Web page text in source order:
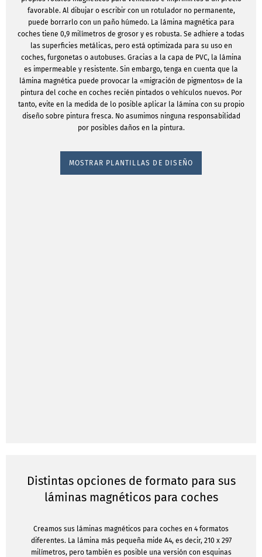
favorable. Al dibujar o escribir con un rotulador no permanente,
puede borrarlo con un paño húmedo. La lámina magnética para
coches tiene 0,9 milímetros de grosor y es robusta. Se adhiere a todas
las superficies metálicas, pero está optimizada para su uso en
coches, furgonetas o autobuses. Gracias a la capa de PVC, la lámina
es impermeable y resistente. Sin embargo, tenga en cuenta que la
lámina magnética puede provocar la «migración de pigmentos» de la
pintura del coche en coches recién pintados o vehículos nuevos. Por
tanto, evite en la medida de lo posible aplicar la lámina con su propio
diseño sobre pintura fresca. No asumimos ninguna responsabilidad
por posibles daños en la pintura.
MOSTRAR PLANTILLAS DE DISEÑO
Distintas opciones de formato para sus
láminas magnéticos para coches
Creamos sus láminas magnéticos para coches en 4 formatos
diferentes. La lámina más pequeña mide A4, es decir, 210 x 297
milímetros, pero también es posible una versión con esquinas